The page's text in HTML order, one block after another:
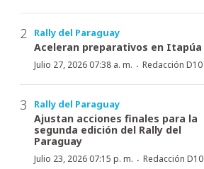
Rally del Paraguay
Aceleran preparativos en Itapúa
Julio 27, 2026 07:38 a. m. · Redacción D10
Rally del Paraguay
Ajustan acciones finales para la
segunda edición del Rally del
Paraguay
Julio 23, 2026 07:15 p. m. · Redacción D10